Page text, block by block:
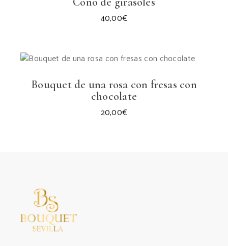
40,00€
Bouquet de una rosa con fresas con
chocolate
20,00€